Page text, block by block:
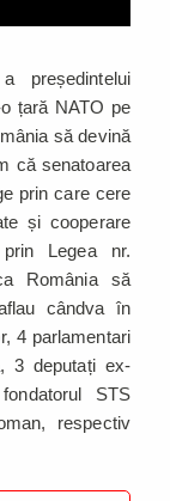
președintelui
țară NATO pe
să devină
că senatoarea
prin care cere
și cooperare
Legea nr.
România să
cândva în
4 parlamentari
3 deputați ex-
STS
respectiv